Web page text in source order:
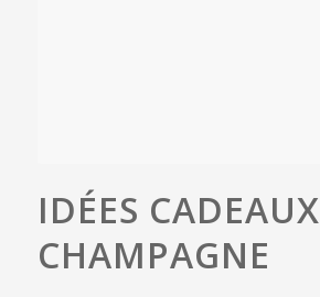
IDÉES CADEAUX
CHAMPAGNE